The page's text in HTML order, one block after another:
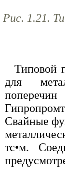
Рис. 1.21.
Типовой
для
Свайные
тс•м.